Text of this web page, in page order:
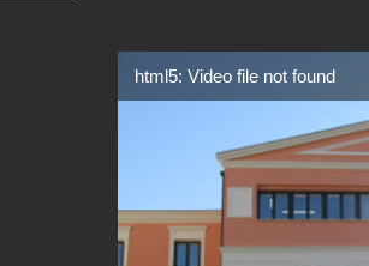
html5: Video file not found